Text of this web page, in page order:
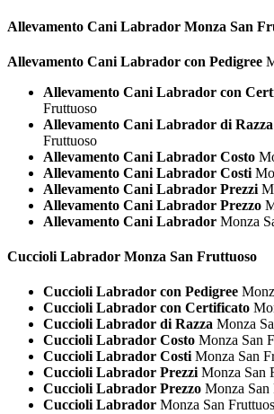
Allevamento Cani Labrador Monza San
Allevamento Cani Labrador con Pedigree
Allevamento Cani Labrador con
Fruttuoso
Allevamento Cani Labrador di Razza
Fruttuoso
Allevamento Cani Labrador Costo
Allevamento Cani Labrador Costi
Allevamento Cani Labrador Prezzi
Allevamento Cani Labrador Prezzo
Allevamento Cani Labrador Monza
Cuccioli Labrador Monza San Fruttuoso
Cuccioli Labrador con Pedigree
Cuccioli Labrador con Certificato
Cuccioli Labrador di Razza Monza
Cuccioli Labrador Costo Monza San
Cuccioli Labrador CostiMonza San
Cuccioli Labrador PrezziMonza San
Cuccioli Labrador Prezzo Monza San
Cuccioli Labrador Monza San